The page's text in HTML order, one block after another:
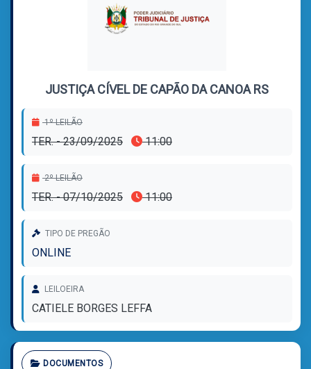
JUSTIÇA CÍVEL DE CAPÃO DA CANOA RS
1º LEILÃO
TER. - 23/09/2025 11:00
2º LEILÃO
TER. - 07/10/2025 11:00
TIPO DE PREGÃO
ONLINE
LEILOEIRA
CATIELE BORGES LEFFA
DOCUMENTOS